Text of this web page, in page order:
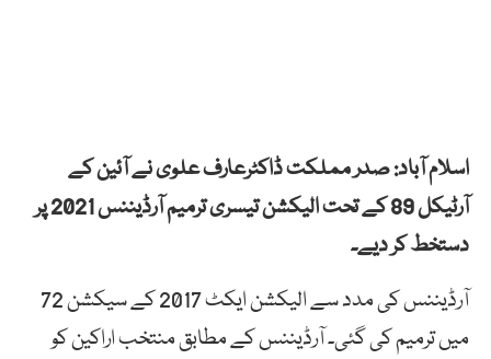
اسلام آباد: صدر مملکت ڈاکٹرعارف علوی نے آئین کے
آرٹیکل 89 کے تحت الیکشن تیسری ترمیم آرڈیننس 2021 پر
دستخط کر دیے۔
آرڈیننس کی مدد سے الیکشن ایکٹ 2017 کے سیکشن 72
میں ترمیم کی گئی۔ آرڈیننس کے مطابق منتخب اراکین کو